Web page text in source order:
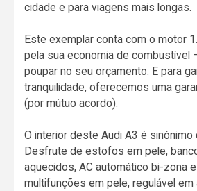
cidade e para viagens mais longas.
Este exemplar conta com o motor
pela sua economia de combustível
poupar no seu orçamento. E para
tranquilidade, oferecemos uma
(por mútuo acordo).
O interior deste Audi A3 é
Desfrute de estofos em pele,
aquecidos, AC automático bi-zona
multifunções em pele, regulável em